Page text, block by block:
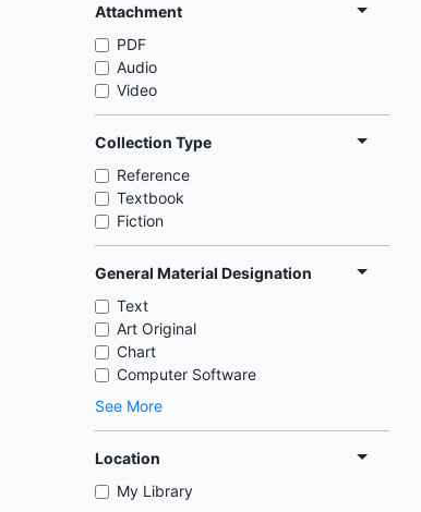
Attachment
PDF
Audio
Video
Collection Type
Reference
Textbook
Fiction
General Material Designation
Text
Art Original
Chart
Computer Software
See More
Location
My Library